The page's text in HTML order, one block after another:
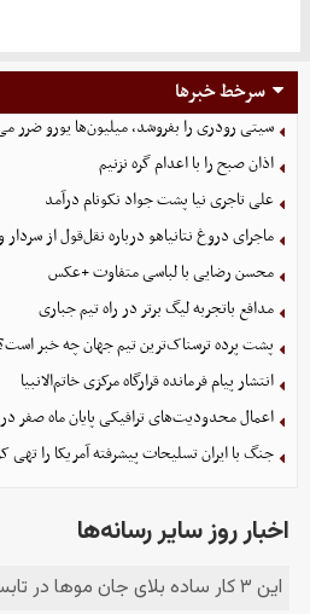
سرخط خبرها
سیتی رودری را بفروشد، میلیون‌ها یورو ضرر
اذان صبح را با اعدام گره نزنیم
علی تاجری‌ نیا پشت جواد نکونام درآمد
ماجرای دروغ نتانیاهو درباره نقل‌قول از
محسن رضایی با لباسی متفاوت +عکس
مدافع باتجربه لیگ برتر در راه تیم جباری
پشت پرده ترسناک‌ترین تیم جهان چه خبر
انتشار پیام فرمانده قرارگاه مرکزی خاتم‌الانبیا
اعمال محدودیت‌های ترافیکی پایان ماه صفر
جنگ با ایران تسلیحات پیشرفته آمریکا را تهی